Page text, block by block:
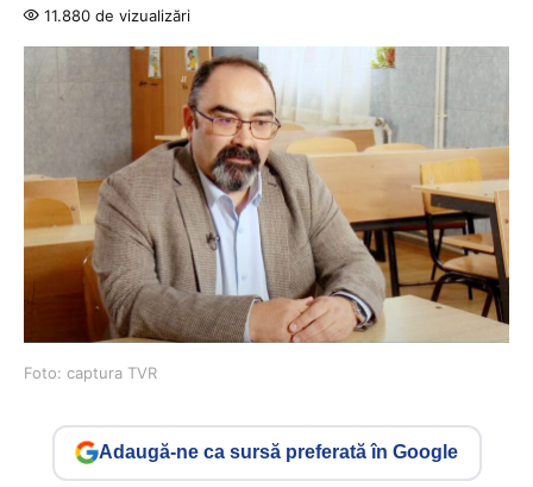
11.880 de vizualizări
Foto: captura TVR
Adaugă-ne ca sursă preferată în Google